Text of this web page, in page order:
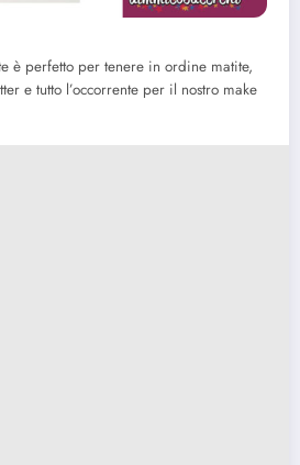
è perfetto per tenere in ordine matite,
e tutto l’occorrente per il nostro make